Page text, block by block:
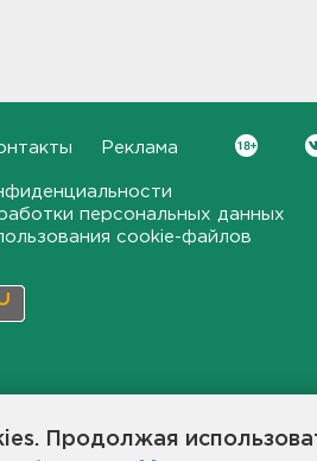
Продолжая
Реклама
персональных данных
cookie-файлов
в Ленинградской области,
что «47 новостей»